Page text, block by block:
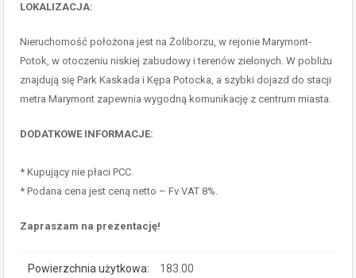
LOKALIZACJA:
Nieruchomość położona jest na Żoliborzu, w rejonie Marymont-
Potok, w otoczeniu niskiej zabudowy i terenów zielonych. W pobliżu
znajdują się Park Kaskada i Kępa Potocka, a szybki dojazd do stacji
metra Marymont zapewnia wygodną komunikację z centrum miasta.
DODATKOWE INFORMACJE:
* Kupujący nie płaci PCC.
* Podana cena jest ceną netto – Fv VAT 8%.
Zapraszam na prezentację!
Powierzchnia użytkowa: 183.00